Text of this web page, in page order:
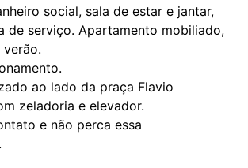
social, sala de estar e jantar,
de serviço. Apartamento mobiliado,
ao lado da praça Flavio
zeladoria e elevador.
e não perca essa